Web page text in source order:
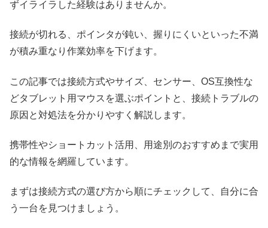
ずイライラした経験はありませんか。
接続が切れる、ポインタが鈍い、握りにくいといった不満
が積み重なり作業効率を下げます。
この記事では接続方式やサイズ、センサー、OS互換性な
どタブレット用マウスを選ぶポイントと、接続トラブルの
原因と対処法を分かりやすく解説します。
携帯性やショートカット活用、用途別のおすすめまで実用
的な情報を網羅しています。
まずは接続方式の選び方から順にチェックして、自分に合
う一台を見つけましょう。